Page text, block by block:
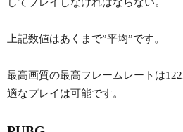
上記数値はあくまで”平均”です。
最高画質の最高フレームレートは
適なプレイは可能です。